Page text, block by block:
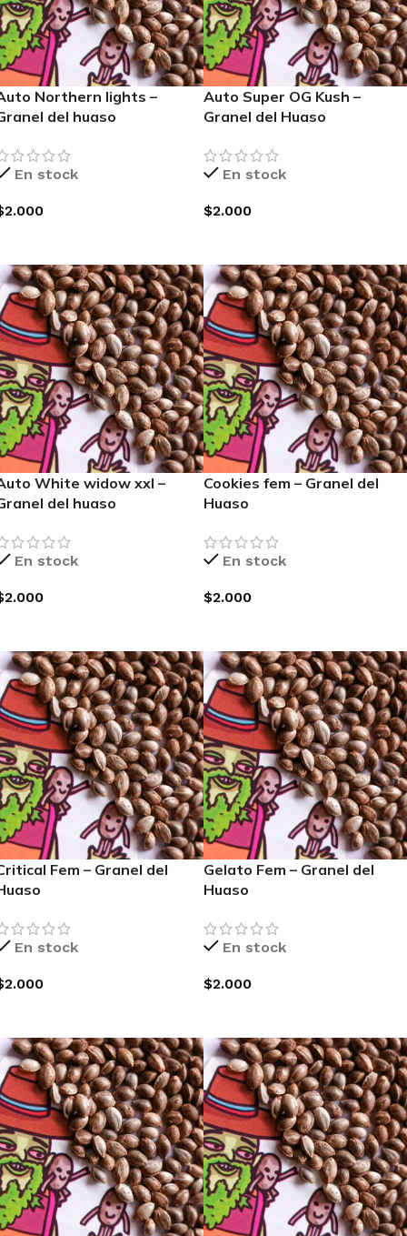
Northern lights –
del huaso
En stock
2.000
Auto Super OG Kush –
Granel del Huaso
En stock
$2.000
White widow xxl –
del huaso
En stock
2.000
Cookies fem – Granel del
Huaso
En stock
$2.000
Fem – Granel del
En stock
2.000
Gelato Fem – Granel del
Huaso
En stock
$2.000